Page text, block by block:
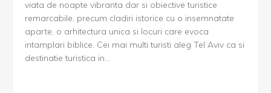
viata de noapte vibranta dar si obiective turistice
remarcabile, precum cladiri istorice cu o insemnatate
aparte, o arhitectura unica si locuri care evoca
intamplari biblice. Cei mai multi turisti aleg Tel Aviv ca si
destinatie turistica in...